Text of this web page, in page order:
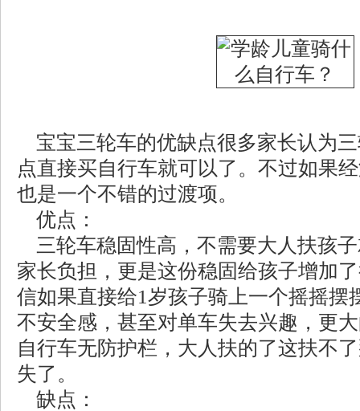
宝宝三轮车的优缺点很多家长认为
点直接买自行车就可以了。不过如果
也是一个不错的过渡项。
优点：
三轮车稳固性高，不需要大人扶孩
家长负担，更是这份稳固给孩子增加
信如果直接给1岁孩子骑上一个摇摇摆
不安全感，甚至对单车失去兴趣，更
自行车无防护栏，大人扶的了这扶不
失了。
缺点：